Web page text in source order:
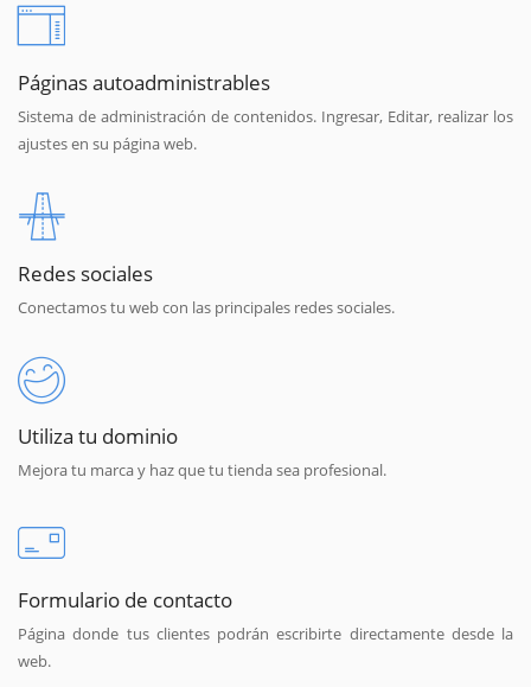
Páginas autoadministrables
Sistema de administración de contenidos. Ingresar, Editar, realizar los
ajustes en su página web.
Redes sociales
Conectamos tu web con las principales redes sociales.
Utiliza tu dominio
Mejora tu marca y haz que tu tienda sea profesional.
Formulario de contacto
Página donde tus clientes podrán escribirte directamente desde la
web.